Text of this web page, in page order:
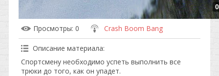
Просмотры: 0 Crash Boom Bang
Описание материала:
Спортсмену необходимо успеть выполнить все
трюки до того, как он упадет.